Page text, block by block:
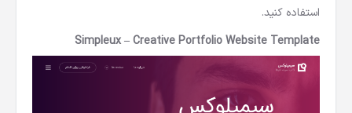
استفاده کنید.
Simpleux – Creative Portfolio Website Template